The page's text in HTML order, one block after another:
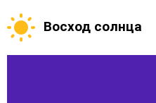
Восход солнца